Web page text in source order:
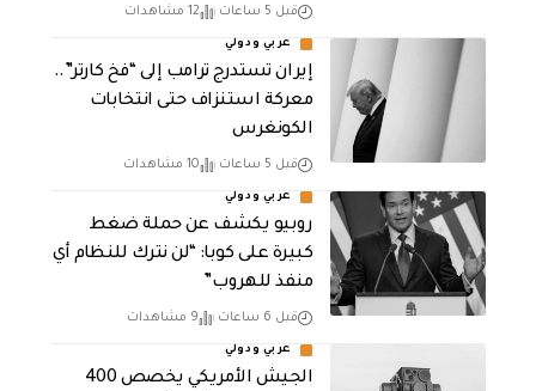
قبل 5 ساعات 12 مشاهدات
عربي ودولي
إيران تستدرج ترامب إلى “فخ كارتر”..
معركة استنزاف حتى انتخابات
الكونغرس
قبل 5 ساعات 10 مشاهدات
عربي ودولي
روبيو يكشف عن حملة ضغط
كبيرة على كوبا: “لن نترك للنظام أي
منفذ للهروب”
قبل 6 ساعات 9 مشاهدات
عربي ودولي
الجيش الأمريكي يخصص 400